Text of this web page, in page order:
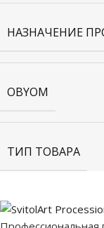
НАЗНАЧЕНИЕ
OBYOM
ТИП ТОВАРА